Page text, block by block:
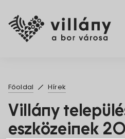
Főoldal Hírek
Villány
eszközeinek